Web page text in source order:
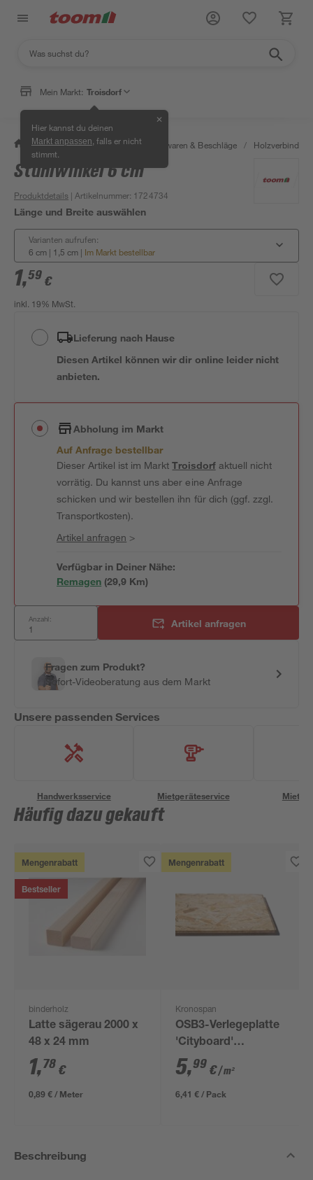
Mein Markt: Troisdorf
Hier kannst du deinen
Markt anpassen , falls er nicht
stimmt.
✕
/ Werkstatt & Maschinen / Eisenwaren & Beschläge / Holzverbinder
Stuhlwinkel 6 cm
Produktdetails | Artikelnummer: 1724734
Länge und Breite auswählen
Varianten aufrufen:
6 cm | 1,5 cm | Im Markt bestellbar
1,59 €
inkl. 19% MwSt.
Lieferung nach Hause
Diesen Artikel können wir dir online leider nicht
anbieten.
Abholung im Markt
Auf Anfrage bestellbar
Dieser Artikel ist im MarktTroisdorfaktuell nicht
vorrätig. Du kannst uns aber eine Anfrage
schicken und wir bestellen ihn für dich (ggf. zzgl.
Transportkosten).
Artikel anfragen >
Verfügbar in Deiner Nähe:
Remagen (29,9 Km)
Anzahl: Artikel anfragen
Fragen zum Produkt?
Sofort-Videoberatung aus dem Markt
Unsere passenden Services
Handwerksservice Mietgeräteservice
Häufig dazu gekauft
Mengenrabatt
Bestseller
binderholz
Latte sägerau 2000 x
48 x 24 mm
1,78 €
0,89 € / Meter
Mengenrabatt
Kronospan
OSB3-Verlegeplatte
'Cityboard'
ungeschliffen 1690 x
634 x 12 mm
5,99 €/ m²
6,41 € / Pack
Beschreibung